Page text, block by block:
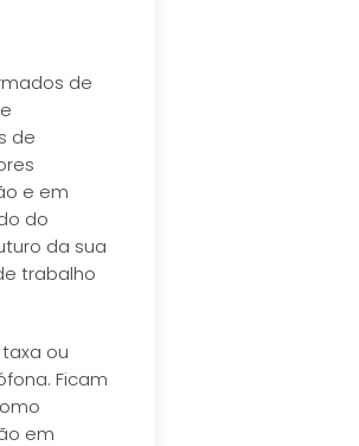
de
de
e em
do
da sua
trabalho
ou
Ficam
em